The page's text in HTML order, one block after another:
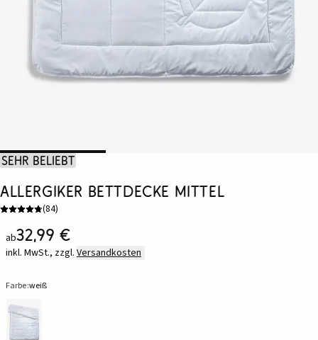
Sehr beliebt
Allergiker Bettdecke mittel
(84)
ab32,99 €
inkl. MwSt., zzgl. Versandkosten
Farbe:weiß